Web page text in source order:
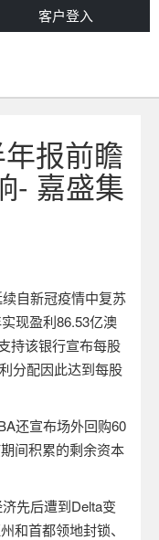
客户登入
报前瞻
- 嘉盛集
自新冠疫情中复苏
现盈利86.53亿澳
持该银行宣布每股
分配因此达到每股
还宣布场外回购60
间积累的剩余资本
先后遭到Delta变
和首都领地封锁、